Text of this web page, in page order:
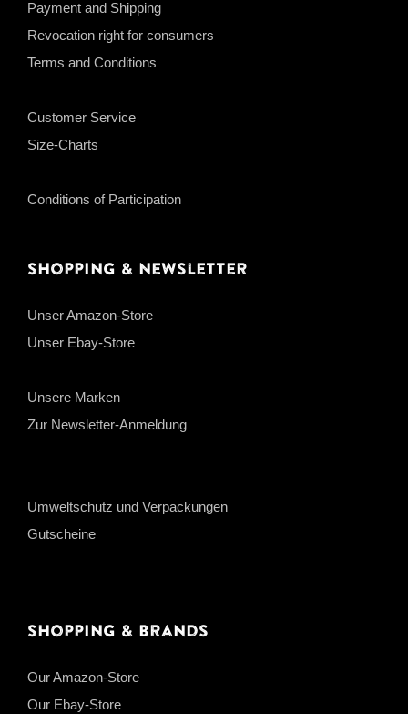
Payment and Shipping
Revocation right for consumers
Terms and Conditions
Customer Service
Size-Charts
Conditions of Participation
Shopping & Newsletter
Unser Amazon-Store
Unser Ebay-Store
Unsere Marken
Zur Newsletter-Anmeldung
Umweltschutz und Verpackungen
Gutscheine
Shopping & Brands
Our Amazon-Store
Our Ebay-Store